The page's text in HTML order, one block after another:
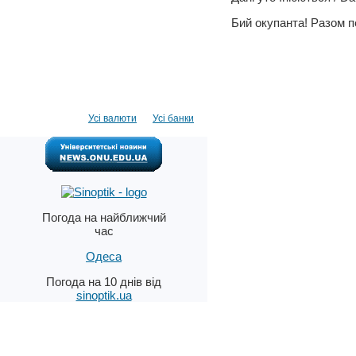
Усі банки
Усі валюти
Погода на найближчий
час
Одеса
Погода на 10 днів від
sinoptik.ua
Бий окупанта! Разом